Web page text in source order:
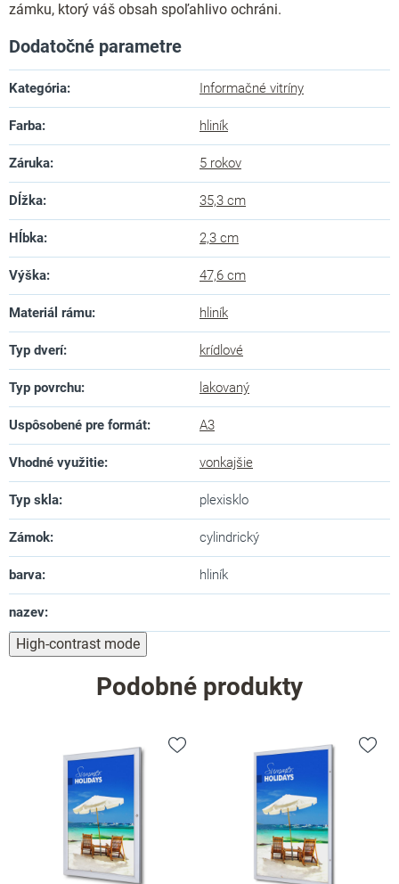
zámku, ktorý váš obsah spoľahlivo ochráni.
Dodatočné parametre
Kategória: Informačné vitríny
Farba: hliník
Záruka: 5 rokov
Dĺžka: 35,3 cm
Hĺbka: 2,3 cm
Výška: 47,6 cm
Materiál rámu: hliník
Typ dverí: krídlové
Typ povrchu: lakovaný
Uspôsobené pre formát: A3
Vhodné využitie: vonkajšie
Typ skla: plexisklo
Zámok: cylindrický
barva: hliník
nazev:
High-contrast mode
Podobné produkty